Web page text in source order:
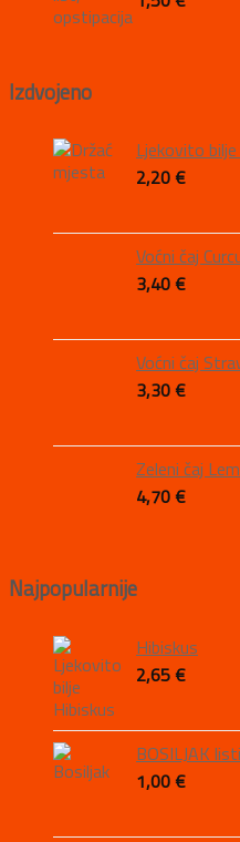
Izdvojeno
Ljekovito
2,20€
Voćni čaj
3,40€
Voćni čaj
3,30€
Zeleni čaj
4,70€
Najpopularnije
Hibiskus
2,65€
BOSILJAK
1,00€